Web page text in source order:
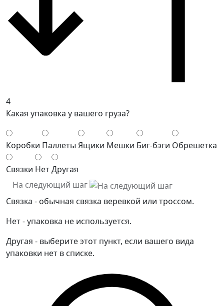
4
Какая упаковка у вашего груза?
Коробки Паллеты Ящики Мешки Биг-бэги Обрешетка
Связки НетДругая
На следующий шаг
Связка - обычная связка веревкой или троссом.
Нет - упаковка не используется.
Другая - выберите этот пункт, если вашего вида
упаковки нет в списке.